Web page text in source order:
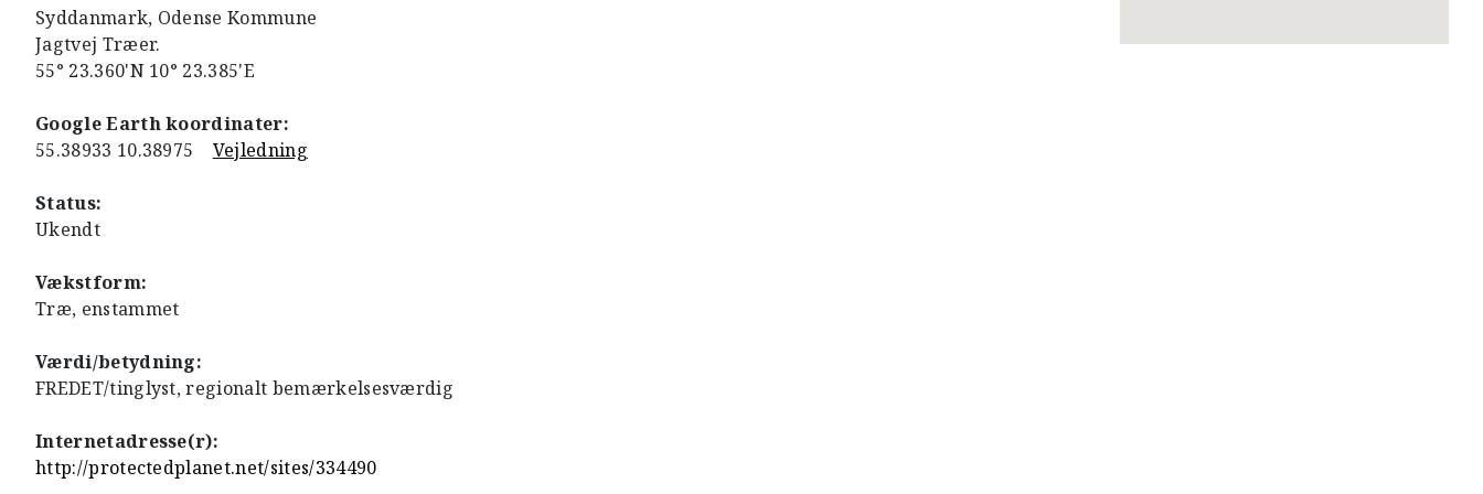
Syddanmark, Odense Kommune
Jagtvej Træer.
55° 23.360'N 10° 23.385'E
Google Earth koordinater:
55.38933 10.38975 Vejledning
Status:
Ukendt
Vækstform:
Træ, enstammet
Værdi/betydning:
FREDET/tinglyst, regionalt bemærkelsesværdig
Internetadresse(r):
http://protectedplanet.net/sites/334490